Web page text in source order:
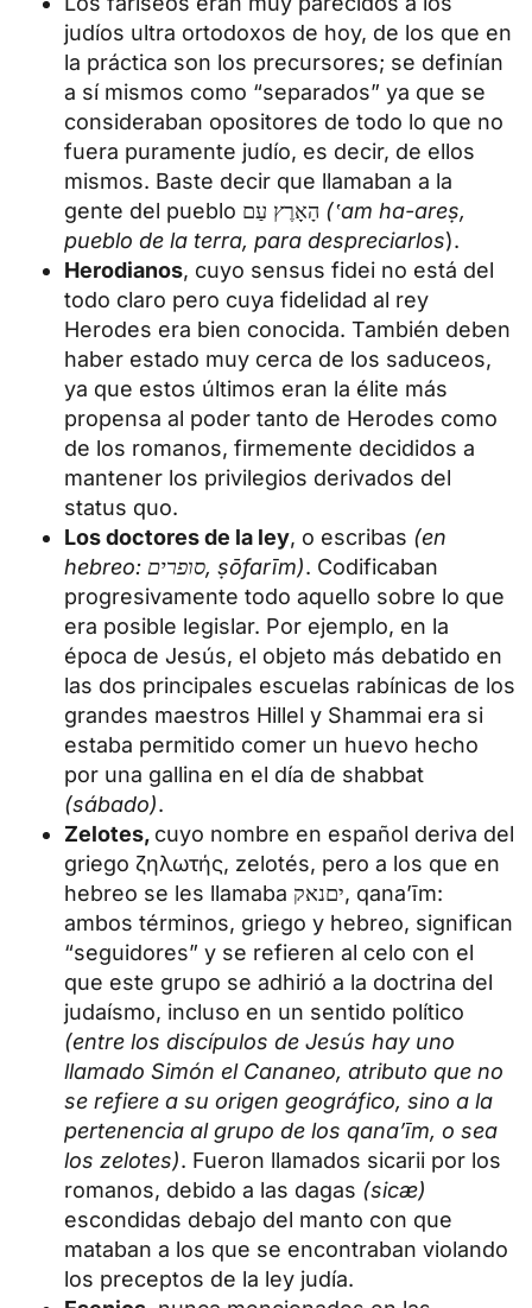
judíos ultra ortodoxos de hoy, de los que en
la práctica son los precursores; se definían
a sí mismos como “separados” ya que se
consideraban opositores de todo lo que no
fuera puramente judío, es decir, de ellos
mismos. Baste decir que llamaban a la
(‛am ha-areṣ,
pueblo de la terra, para despreciarlos).
Herodianos, cuyo sensus fidei no está del
todo claro pero cuya fidelidad al rey
Herodes era bien conocida. También deben
haber estado muy cerca de los saduceos,
ya que estos últimos eran la élite más
propensa al poder tanto de Herodes como
de los romanos, firmemente decididos a
mantener los privilegios derivados del
status quo.
Los doctores de la ley, o escribas (en
hebreo: סופרים, ṣōfarīm). Codificaban
progresivamente todo aquello sobre lo que
era posible legislar. Por ejemplo, en la
época de Jesús, el objeto más debatido en
las dos principales escuelas rabínicas de los
grandes maestros Hillel y Shammai era si
estaba permitido comer un huevo hecho
por una gallina en el día de shabbat
(sábado).
Zelotes, cuyo nombre en español deriva del
griego ζηλωτής, zelotés, pero a los que en
hebreo se les llamaba יםנאק, qana’īm:
ambos términos, griego y hebreo, significan
“seguidores” y se refieren al celo con el
que este grupo se adhirió a la doctrina del
judaísmo, incluso en un sentido político
(entre los discípulos de Jesús hay uno
llamado Simón el Cananeo, atributo que no
se refiere a su origen geográfico, sino a la
pertenencia al grupo de los qana’īm, o sea
los zelotes). Fueron llamados sicarii por los
romanos, debido a las dagas (sicæ)
escondidas debajo del manto con que
mataban a los que se encontraban violando
los preceptos de la ley judía.